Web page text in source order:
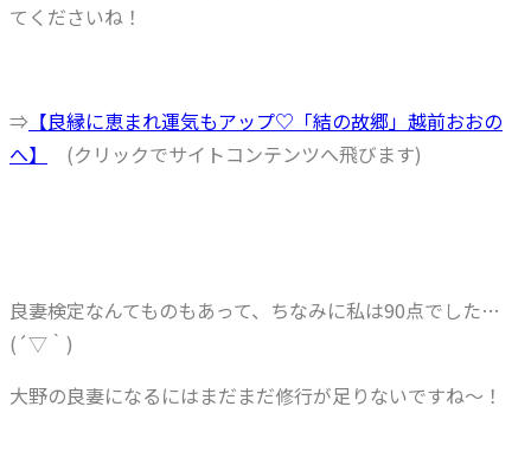
てくださいね！
⇒ 【良縁に恵まれ運気もアップ♡「結の故郷」越前おおの
へ】
(クリックでサイトコンテンツへ飛びます)
良妻検定なんてものもあって、ちなみに私は90点でした…
(´▽｀)
大野の良妻になるにはまだまだ修行が足りないですね～！